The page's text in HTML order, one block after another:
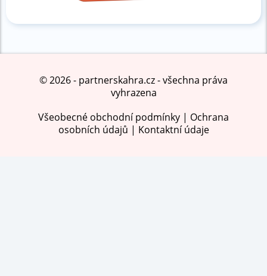
©2026- partnerskahra.cz - všechna práva
vyhrazena
Všeobecné obchodní podmínky | Ochrana
osobních údajů | Kontaktní údaje